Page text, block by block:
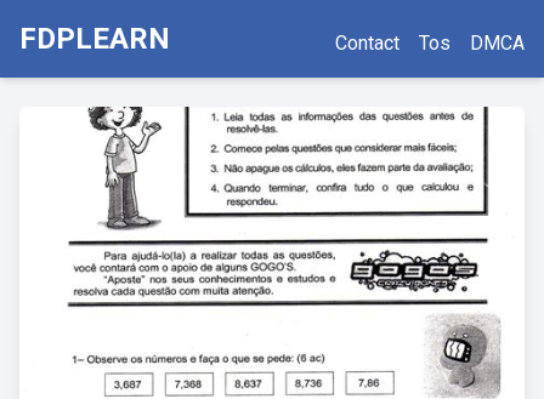
FDPLEARN Contact Tos DMCA